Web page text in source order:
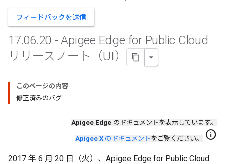
フィードバックを送信
17.06.20 - Apigee Edge for Public Cloud
リリースノート（UI）
このページの内容
修正済みのバグ
Apigee Edge のドキュメントを表示しています。
Apigee X のドキュメントをご覧ください。 info
2017 年 6 月 20 日（火）、Apigee Edge for Public Cloud